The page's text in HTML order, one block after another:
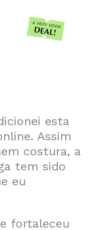
esta
Assim
costura, a
tem sido
eu
fortaleceu